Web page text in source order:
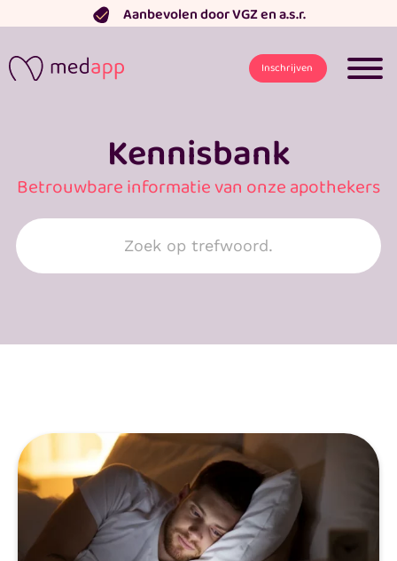
naar
de
inhoud
Aanbevolen door VGZ en a.s.r.
Inschrijven
Kennisbank
Betrouwbare informatie van onze apothekers
Search
for: